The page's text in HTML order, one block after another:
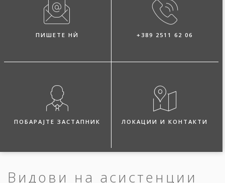
ПИШЕТЕ НЍ +389 2511 62 06
ПОБАРАЈТЕ ЗАСТАПНИК ЛОКАЦИИ И КОНТАКТИ
Видови на асистенции